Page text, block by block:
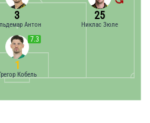
7.3
1
Кобель
3
Антон
25
Никлас Зюле